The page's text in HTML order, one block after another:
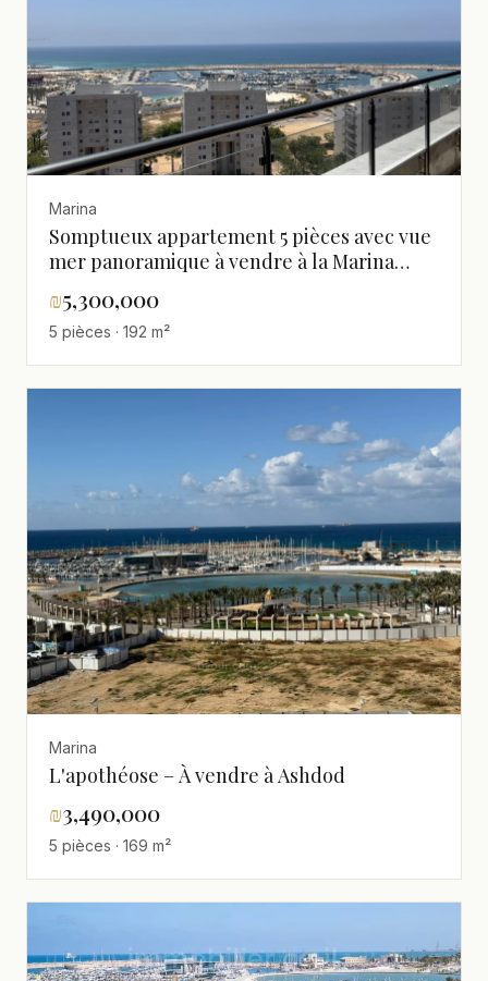
Marina
Somptueux appartement 5 pièces avec vue
mer panoramique à vendre à la Marina
₪5,300,000
5 pièces · 192 m²
Marina
L'apothéose – À vendre à Ashdod
₪3,490,000
5 pièces · 169 m²